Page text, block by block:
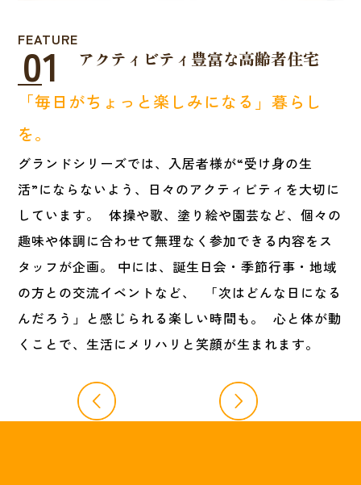
Previous
FEATURE
01
アクティビティ豊富な高齢者住宅
「毎日がちょっと楽しみになる」暮らし
を。
グランドシリーズでは、入居者様が“受け身の生
活”にならないよう、日々のアクティビティを大切に
しています。 体操や歌、塗り絵や園芸など、個々の
趣味や体調に合わせて無理なく参加できる内容をス
タッフが企画。 中には、誕生日会・季節行事・地域
の方との交流イベントなど、 「次はどんな日になる
んだろう」と感じられる楽しい時間も。 心と体が動
くことで、生活にメリハリと笑顔が生まれます。
Next